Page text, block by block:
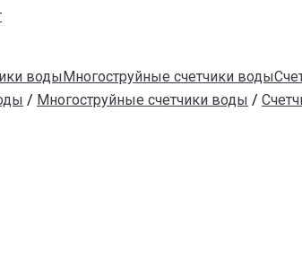
водыМногоструйные счетчики воды
/ Многоструйные счетчики воды /